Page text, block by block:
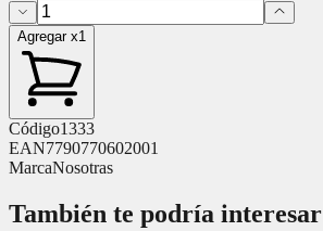
Agregar x1
Código1333
EAN7790770602001
MarcaNosotras
También te podría interesar